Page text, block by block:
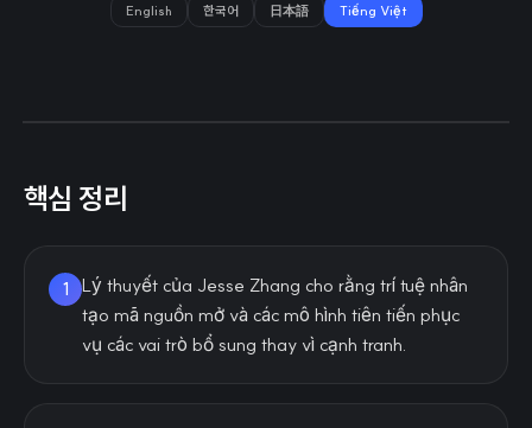
English 한국어 日本語 Tiếng Việt
핵심 정리
1
Lý thuyết của Jesse Zhang cho rằng trí tuệ nhân
tạo mã nguồn mở và các mô hình tiên tiến phục
vụ các vai trò bổ sung thay vì cạnh tranh.